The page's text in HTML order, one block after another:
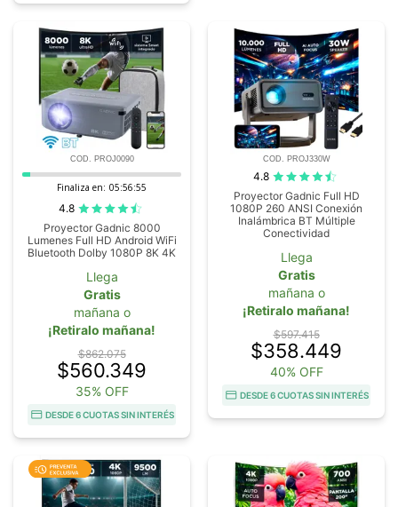
COD. PROJ0090
Finaliza en: 05:56:54
4.8
Proyector Gadnic 8000
Lumenes Full HD Android WiFi
Bluetooth Dolby 1080P 8K 4K
Llega
Gratis
mañana o
¡Retiralo mañana!
$862.075
$560.349
35% OFF
DESDE 6 CUOTAS SIN INTERÉS
COD. PROJ330W
4.8
Proyector Gadnic Full HD
1080P 260 ANSI Conexión
Inalámbrica BT Múltiple
Conectividad
Llega
Gratis
mañana o
¡Retiralo mañana!
$597.415
$358.449
40% OFF
DESDE 6 CUOTAS SIN INTERÉS